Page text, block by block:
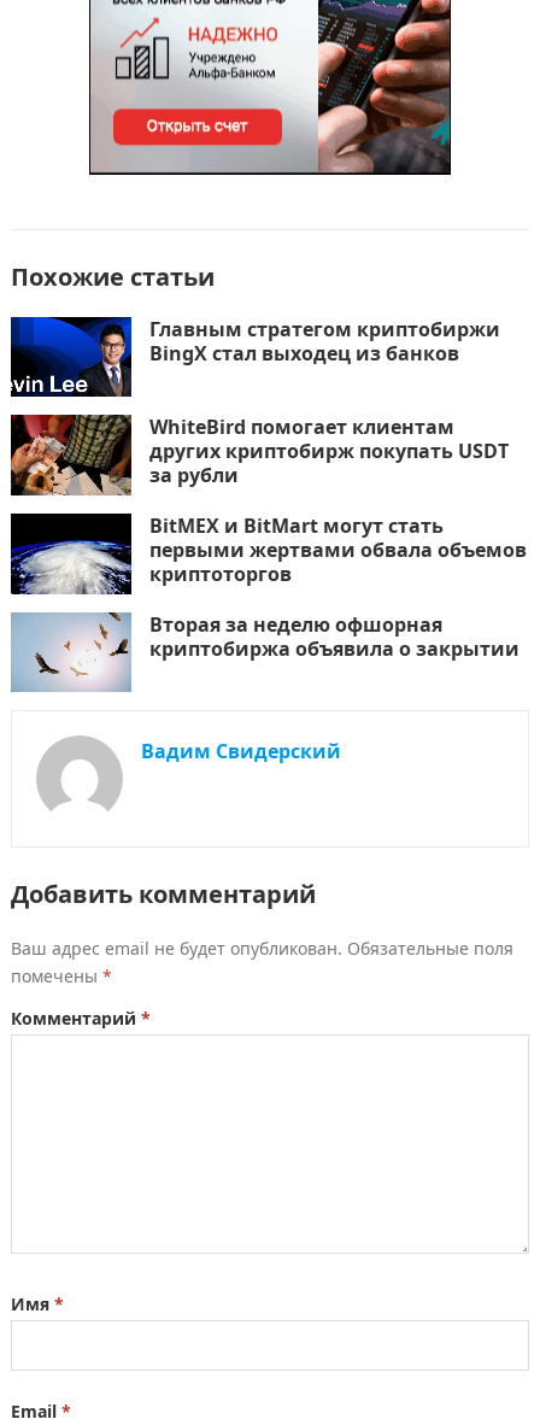
Похожие статьи
Главным стратегом криптобиржи
BingX стал выходец из банков
WhiteBird помогает клиентам
других криптобирж покупать USDT
за рубли
BitMEX и BitMart могут стать
первыми жертвами обвала объемов
криптоторгов
Вторая за неделю офшорная
криптобиржа объявила о закрытии
Вадим Свидерский
Добавить комментарий
Ваш адрес email не будет опубликован. Обязательные поля
помечены *
Комментарий *
Имя *
Email *